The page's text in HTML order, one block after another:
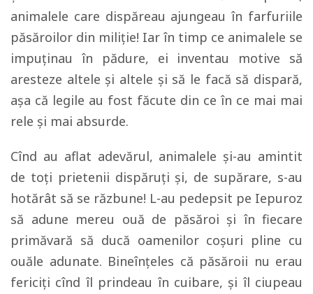
animalele care dispăreau ajungeau în farfuriile
păsăroilor din miliție! Iar în timp ce animalele se
impuținau în pădure, ei inventau motive să
aresteze altele și altele și să le facă să dispară,
așa că legile au fost făcute din ce în ce mai mai
rele și mai absurde.
Cînd au aflat adevărul, animalele și-au amintit
de toți prietenii dispăruți și, de supărare, s-au
hotărât să se răzbune! L-au pedepsit pe Iepuroz
să adune mereu ouă de păsăroi și în fiecare
primăvară să ducă oamenilor coșuri pline cu
ouăle adunate. Bineînțeles că păsăroii nu erau
fericiți cînd îl prindeau în cuibare, și îl ciupeau